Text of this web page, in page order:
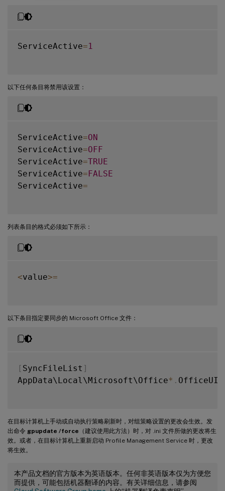
ServiceActive=1
以下任何条目将禁用该设置：
ServiceActive=ON
ServiceActive=OFF
ServiceActive=TRUE
ServiceActive=FALSE
ServiceActive=
列表条目的格式必须如下所示：
<value>=
以下条目指定要同步的 Microsoft Office 文件：
[ SyncFileList ]
AppData\Local\Microsoft\Office* . OfficeUI
在目标计算机上手动或自动执行策略刷新时，对组策略设置的更改会生效。发
出命令 gpupdate /force （建议使用此方法）时，对 .ini 文件所做的更改将生
效。或者，在目标计算机上重新启动 Profile Management Service 时，更改
将生效。
本产品文档的官方版本为英语版本。任何非英语版本仅为方便您
而提供，可能包括机器翻译的内容。有关详细信息，请参阅